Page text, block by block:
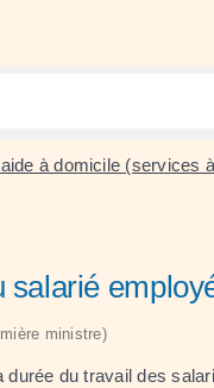
à domicile (services
salarié
ministre)
du travail des